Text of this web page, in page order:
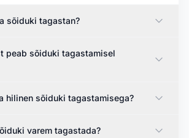
sõiduki tagastan?
peab sõiduki tagastamisel
hilinen sõiduki tagastamisega?
varem tagastada?